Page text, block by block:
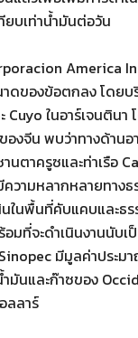
ยบเท่าน้ำมันต่อวัน
America
ดของข้อตกลง โดย
Cuyo ในอาร์เจนติ
งจีน พบว่าทางด้าน
นตาครูซและท่าเรือ
ามหลากหลายทาง
ในพื้นที่คับแคบและธ
มที่จะดำเนินงานนับ
มีมูลค่าปร
นและก๊าซของ
ลลาร์